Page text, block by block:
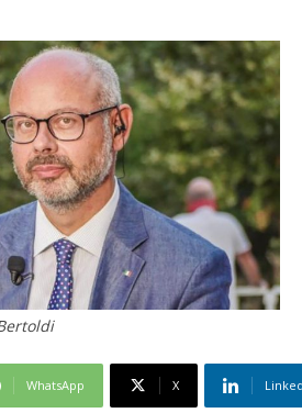
WhatsApp X